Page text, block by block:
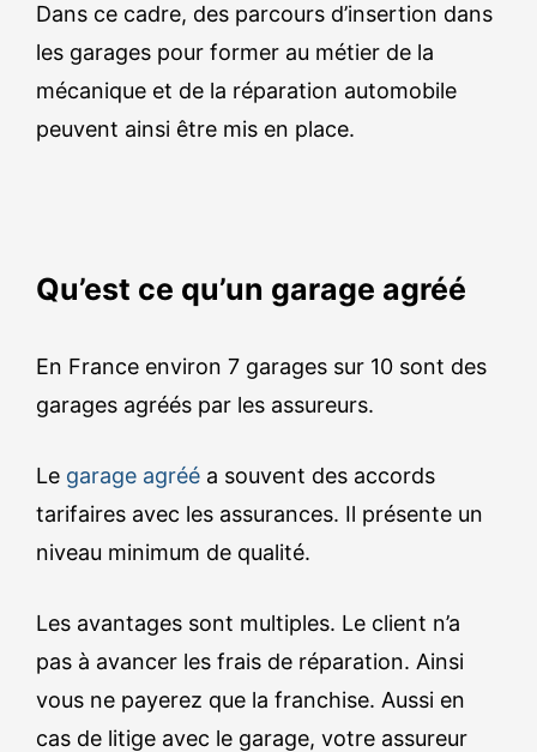
Dans ce cadre, des parcours d’insertion dans
les garages pour former au métier de la
mécanique et de la réparation automobile
peuvent ainsi être mis en place.
Qu’est ce qu’un garage agréé
En France environ 7 garages sur 10 sont des
garages agréés par les assureurs.
Le garage agréé a souvent des accords
tarifaires avec les assurances. Il présente un
niveau minimum de qualité.
Les avantages sont multiples. Le client n’a
pas à avancer les frais de réparation. Ainsi
vous ne payerez que la franchise. Aussi en
cas de litige avec le garage, votre assureur